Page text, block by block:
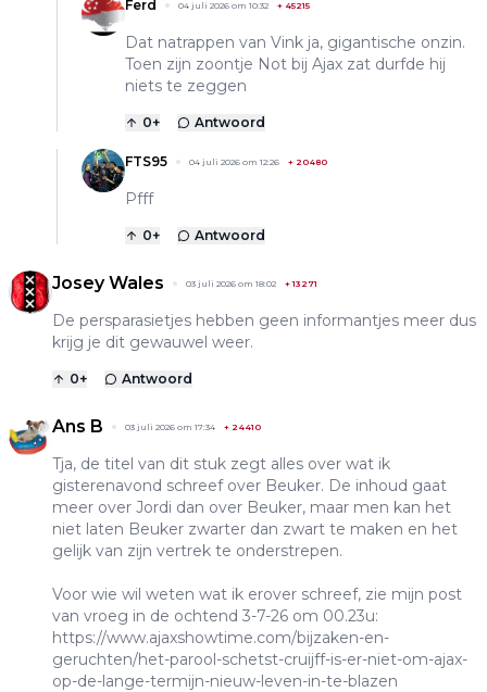
Ferd 04 juli 2026 om 10:32 + 45215
Dat natrappen van Vink ja, gigantische onzin.
Toen zijn zoontje Not bij Ajax zat durfde hij
niets te zeggen
0+ Antwoord
FTS95 04 juli 2026 om 12:26 + 20480
Pfff
0+ Antwoord
Josey Wales 03 juli 2026 om 18:02 +13271
De persparasietjes hebben geen informantjes meer dus
krijg je dit gewauwel weer.
0+ Antwoord
Ans B 03 juli 2026 om 17:34 + 24410
Tja, de titel van dit stuk zegt alles over wat ik
gisterenavond schreef over Beuker. De inhoud gaat
meer over Jordi dan over Beuker, maar men kan het
niet laten Beuker zwarter dan zwart te maken en het
gelijk van zijn vertrek te onderstrepen.
Voor wie wil weten wat ik erover schreef, zie mijn post
van vroeg in de ochtend 3-7-26 om 00.23u:
https://www.ajaxshowtime.com/bijzaken-en-
geruchten/het-parool-schetst-cruijff-is-er-niet-om-ajax-
op-de-lange-termijn-nieuw-leven-in-te-blazen